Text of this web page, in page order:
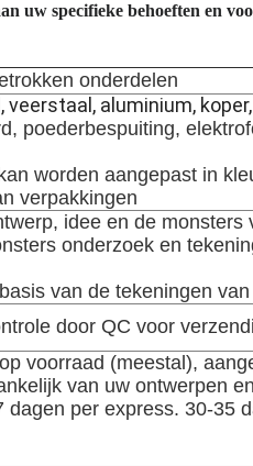
uw specifieke behoeften en
onderdelen
veerstaal, aluminium,
poederbespuiting,
worden aangepast in
verpakkingen
idee en de monsters
onderzoek en
van de tekeningen
door QC voor
voorraad (meestal),
van uw ontwerpen
dagen per express. 30-35